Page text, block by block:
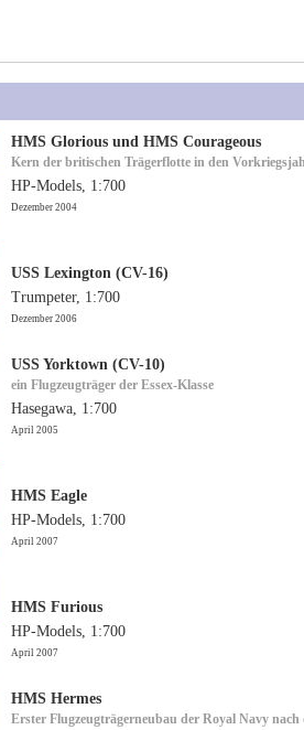
HMS Glorious und HMS Courageous
Kern der britischen Trägerflotte in den
HP-Models, 1:700
Dezember 2004
USS Lexington (CV-16)
Trumpeter, 1:700
Dezember 2006
USS Yorktown (CV-10)
ein Flugzeugträger der Essex-Klasse
Hasegawa, 1:700
April 2005
HMS Eagle
HP-Models, 1:700
April 2007
HMS Furious
HP-Models, 1:700
April 2007
HMS Hermes
Erster Flugzeugträgerneubau der Royal Navy nach